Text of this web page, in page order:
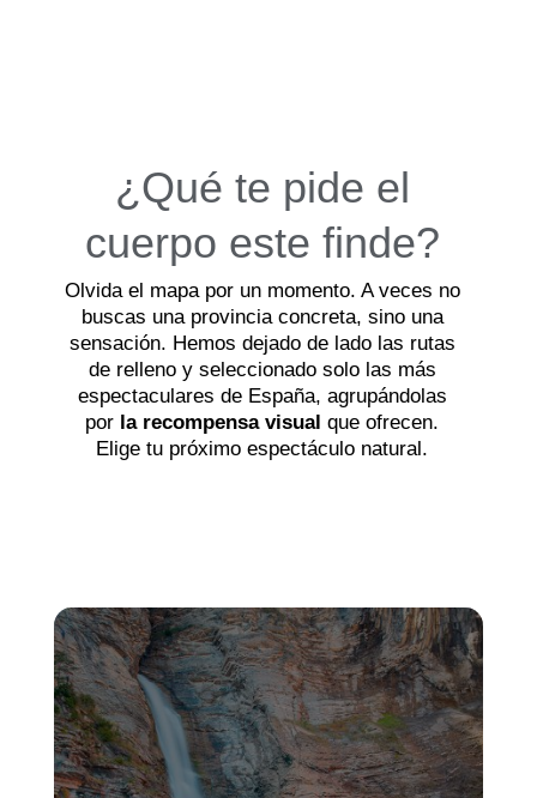
¿Qué te pide el
cuerpo este finde?
Olvida el mapa por un momento. A veces no
buscas una provincia concreta, sino una
sensación. Hemos dejado de lado las rutas
de relleno y seleccionado solo las más
espectaculares de España, agrupándolas
por la recompensa visual que ofrecen.
Elige tu próximo espectáculo natural.